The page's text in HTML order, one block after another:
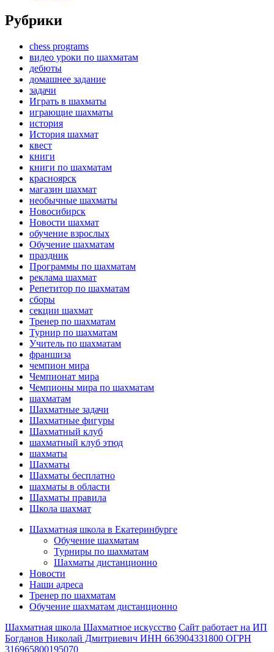
Рубрики
chess programs
видео уроки по шахматам
дебюты
домашнее задание
задачи
Играть в шахматы
играющие шахматы
история
История шахмат
квест
книги
книги по шахматам
красноярск
магазин шахмат
необычные шахматы
Новосибирск
Новости шахмат
обучение взрослых
Обучение шахматам
праздник
Программы по шахматам
реклама шахмат
Репетитор по шахматам
сборы
секции шахмат
Тренер по шахматам
Турнир по шахматам
Учитель по шахматам
франшиза
чемпион мира
Чемпионат мира
Чемпионы мира по шахматам
шахматам
Шахматные задачи
Шахматные фигуры
Шахматный клуб
шахматный клуб этюд
шахматы
Шахматы
Шахматы бесплатно
шахматы в области
Шахматы правила
Школа шахмат
Шахматная школа в Екатеринбурге
Обучение шахматам
Турниры по шахматам
Шахматы дистанционно
Новости
Наши адреса
Тренер по шахматам
Обучение шахматам дистанционно
Шахматная школа Шахматное искусство Сайт работает на ИП
Богданов Николай Дмитриевич ИНН 663904331800 ОГРН
316965800195070